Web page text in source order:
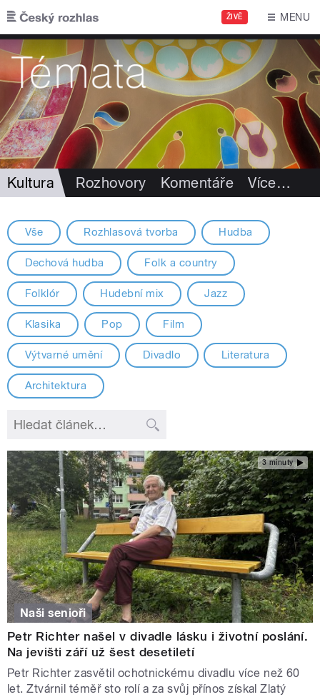
Přejít k hlavnímu obsahu
ŽIVĚ MENU
Kultura Rozhovory Komentáře Více…
Vše Rozhlasová tvorba Hudba
Dechová hudba Folk a country
Folklór Hudební mix Jazz
Klasika Pop Film
Výtvarné umění Divadlo Literatura
Architektura
3 minuty
Naši senioři
Petr Richter našel v divadle lásku i životní poslání.
Na jevišti září už šest desetiletí
Petr Richter zasvětil ochotnickému divadlu více než 60
let. Ztvárnil téměř sto rolí a za svůj přínos získal Zlatý